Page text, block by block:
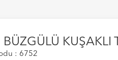
BÜZGÜLÜ KUŞAKLI
: 6752